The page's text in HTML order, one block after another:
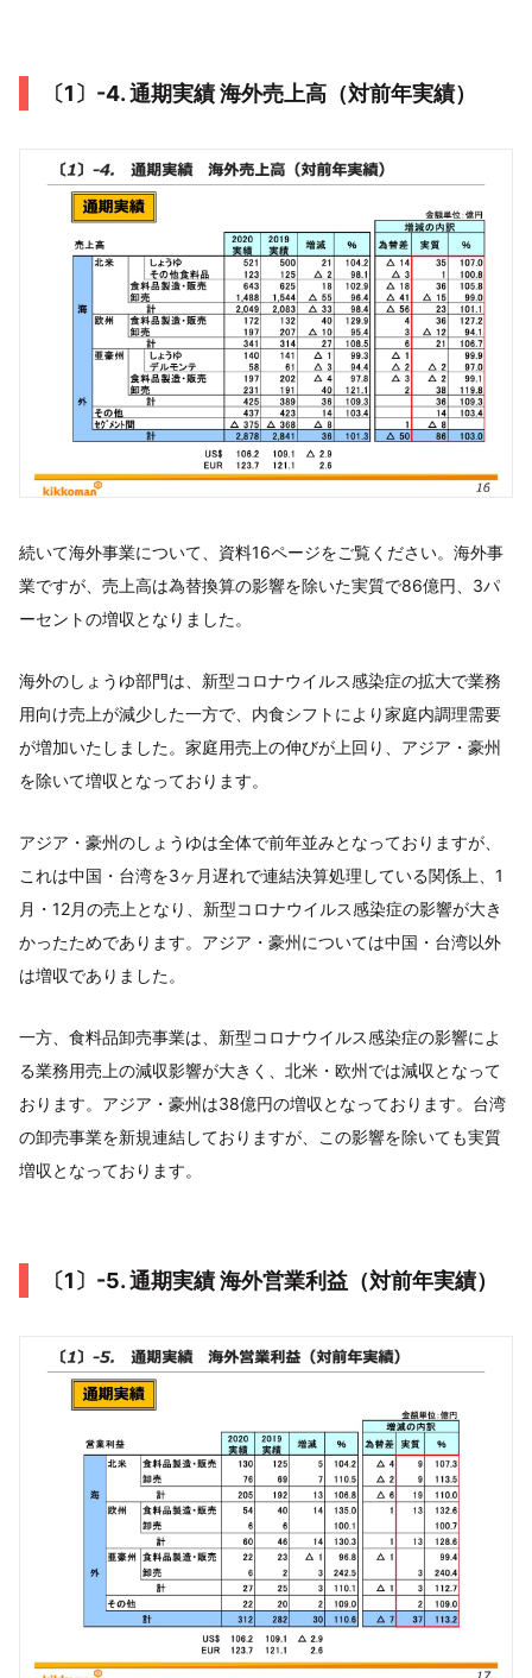
〔1〕-4. 通期実績 海外売上⾼（対前年実績）
続いて海外事業について、資料16ページをご覧ください。海外事
業ですが、売上高は為替換算の影響を除いた実質で86億円、3パ
ーセントの増収となりました。
海外のしょうゆ部門は、新型コロナウイルス感染症の拡大で業務
用向け売上が減少した一方で、内食シフトにより家庭内調理需要
が増加いたしました。家庭用売上の伸びが上回り、アジア・豪州
を除いて増収となっております。
アジア・豪州のしょうゆは全体で前年並みとなっておりますが、
これは中国・台湾を3ヶ月遅れで連結決算処理している関係上、1
月・12月の売上となり、新型コロナウイルス感染症の影響が大き
かったためであります。アジア・豪州については中国・台湾以外
は増収でありました。
一方、食料品卸売事業は、新型コロナウイルス感染症の影響によ
る業務用売上の減収影響が大きく、北米・欧州では減収となって
おります。アジア・豪州は38億円の増収となっております。台湾
の卸売事業を新規連結しておりますが、この影響を除いても実質
増収となっております。
〔1〕-5. 通期実績 海外営業利益（対前年実績）